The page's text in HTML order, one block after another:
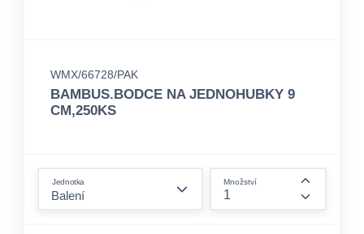
WMX/66728/PAK
BAMBUS.BODCE NA JEDNOHUBKY 9
CM,250KS
Jednotka Množství